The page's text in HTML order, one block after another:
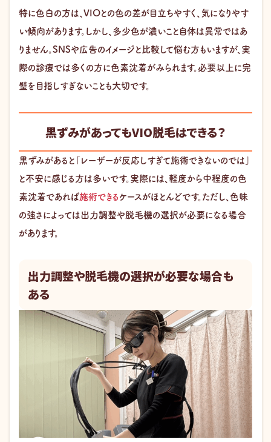
特に色白の方は、VIOとの色の差が目立ちやすく、気になりやす
い傾向があります。しかし、多少色が濃いこと自体は異常ではあ
りません。SNSや広告のイメージと比較して悩む方もいますが、実
際の診療では多くの方に色素沈着がみられます。必要以上に完
璧を目指しすぎないことも大切です。
黒ずみがあってもVIO脱毛はできる？
黒ずみがあると「レーザーが反応しすぎて施術できないのでは」
と不安に感じる方は多いです。実際には、軽度から中程度の色
素沈着であれば施術できる ケースがほとんどです。ただし、色味
の強さによっては出力調整や脱毛機の選択が必要になる場合
があります。
出力調整や脱毛機の選択が必要な場合も
ある